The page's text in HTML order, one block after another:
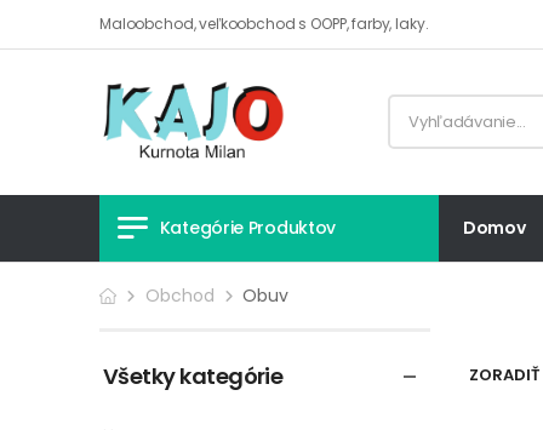
Maloobchod, veľkoobchod s OOPP, farby, laky.
Kategórie Produktov Domov
Obchod Obuv
Všetky kategórie